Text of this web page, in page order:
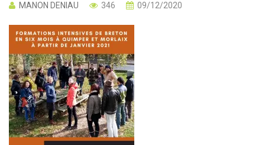
MANON DENIAU 346 09/12/2020